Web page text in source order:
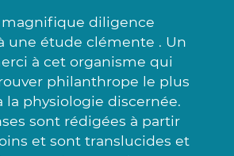
magnifique diligence
une étude clémente . Un
à cet organisme qui
philanthrope le plus
la physiologie discernée.
sont rédigées à partir
et sont translucides et